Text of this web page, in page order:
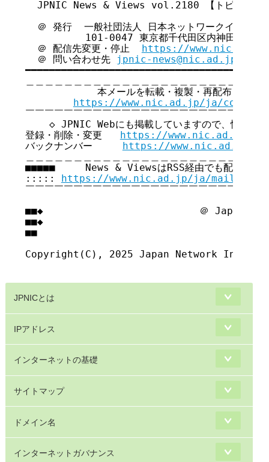
JPNIC News & Views vol.2180 【トピックス
＠ 発行  一般社団法人 日本ネットワークインフォ
101-0047 東京都千代田区内神田2-12-
  ＠ 配信先変更・停止
https://
  ＠ 問い合わせ先
jpnic-news@nic.ad.jp
━━━━━━━━━━━━━━━━━━━━━━━━━━━━━━━━━━━
本メールを転載・複製・再配布・引用
https://www.nic.ad.jp/ja/
￣￣￣￣￣￣￣￣￣￣￣￣￣￣￣￣￣￣￣￣￣￣￣￣
◇ JPNIC Webにも掲載していますので、情報共
登録・削除・変更 https://www.nic.ad.jp/ja/
バックナンバー https://www.nic.ad.jp/ja/
■■■■■     News & ViewsはRSS経由でも配信し
::::: https://www.nic.ad.jp/ja/
￣￣￣￣￣￣￣￣￣￣￣￣￣￣￣￣￣￣￣￣￣￣￣￣
■■◆                          ＠ Japan
■■◆
■■
Copyright(C), 2025 Japan Network
JPNICとは
IPアドレス
インターネットの基礎
サイトマップ
ドメイン名
インターネットガバナンス